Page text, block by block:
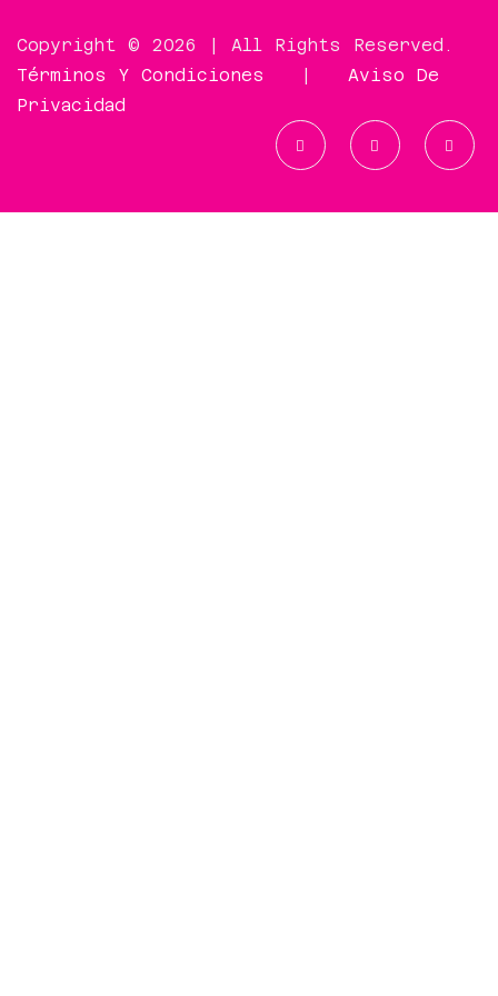
Copyright © 2026 | All Rights Reserved.
Términos Y Condiciones
Aviso De
Privacidad